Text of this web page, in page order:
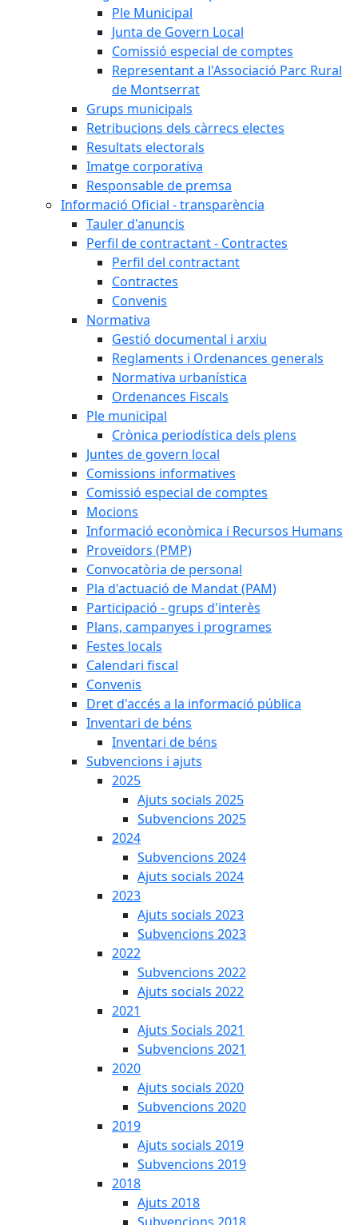
Ple Municipal
Junta de Govern Local
Comissió especial de comptes
Representant a l'Associació Parc Rural
de Montserrat
Grups municipals
Retribucions dels càrrecs electes
Resultats electorals
Imatge corporativa
Responsable de premsa
Informació Oficial - transparència
Tauler d'anuncis
Perfil de contractant - Contractes
Perfil del contractant
Contractes
Convenis
Normativa
Gestió documental i arxiu
Reglaments i Ordenances generals
Normativa urbanística
Ordenances Fiscals
Ple municipal
Crònica periodística dels plens
Juntes de govern local
Comissions informatives
Comissió especial de comptes
Mocions
Informació econòmica i Recursos Humans
Proveïdors (PMP)
Convocatòria de personal
Pla d'actuació de Mandat (PAM)
Participació - grups d'interès
Plans, campanyes i programes
Festes locals
Calendari fiscal
Convenis
Dret d'accés a la informació pública
Inventari de béns
Inventari de béns
Subvencions i ajuts
2025
Ajuts socials 2025
Subvencions 2025
2024
Subvencions 2024
Ajuts socials 2024
2023
Ajuts socials 2023
Subvencions 2023
2022
Subvencions 2022
Ajuts socials 2022
2021
Ajuts Socials 2021
Subvencions 2021
2020
Ajuts socials 2020
Subvencions 2020
2019
Ajuts socials 2019
Subvencions 2019
2018
Ajuts 2018